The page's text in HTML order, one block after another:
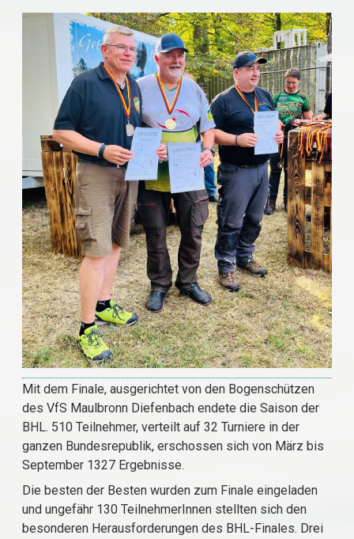
Mit dem Finale, ausgerichtet von den Bogenschützen
des VfS Maulbronn Diefenbach endete die Saison der
BHL. 510 Teilnehmer, verteilt auf 32 Turniere in der
ganzen Bundesrepublik, erschossen sich von März bis
September 1327 Ergebnisse.
Die besten der Besten wurden zum Finale eingeladen
und ungefähr 130 TeilnehmerInnen stellten sich den
besonderen Herausforderungen des BHL-Finales. Drei